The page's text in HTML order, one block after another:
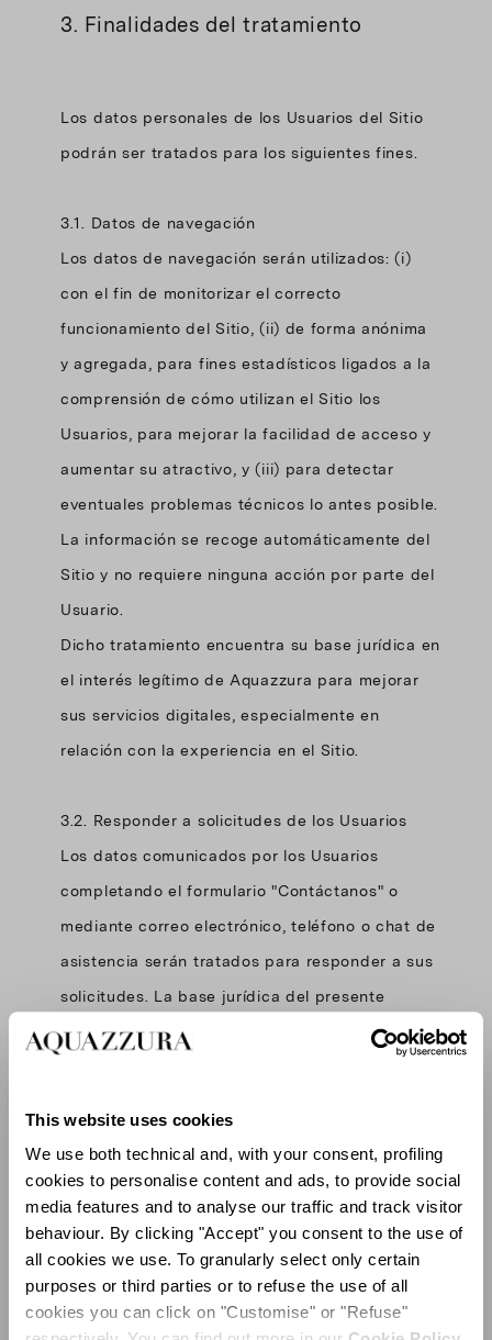
This website uses cookies
We use both technical and, with your consent, profiling
cookies to personalise content and ads, to provide social
media features and to analyse our traffic and track visitor
behaviour. By clicking "Accept" you consent to the use of
all cookies we use. To granularly select only certain
purposes or third parties or to refuse the use of all
cookies you can click on "Customise" or "Refuse"
3. Finalidades del tratamiento
Los datos personales de los Usuarios del Sitio
podrán ser tratados para los siguientes fines.
3.1. Datos de navegación
Los datos de navegación serán utilizados: (i)
con el fin de monitorizar el correcto
funcionamiento del Sitio, (ii) de forma anónima
y agregada, para fines estadísticos ligados a la
comprensión de cómo utilizan el Sitio los
Usuarios, para mejorar la facilidad de acceso y
aumentar su atractivo, y (iii) para detectar
eventuales problemas técnicos lo antes posible.
La información se recoge automáticamente del
Sitio y no requiere ninguna acción por parte del
Usuario.
Dicho tratamiento encuentra su base jurídica en
el interés legítimo de Aquazzura para mejorar
sus servicios digitales, especialmente en
relación con la experiencia en el Sitio.
3.2. Responder a solicitudes de los Usuarios
Los datos comunicados por los Usuarios
completando el formulario "Contáctanos" o
mediante correo electrónico, teléfono o chat de
asistencia serán tratados para responder a sus
solicitudes. La base jurídica del presente
tratamiento es la necesidad de ejecutar
comunicación de los datos es necesaria para
permitir que Aquazzura reciba y responda a las
solicitudes de los Usuarios: por lo tanto, en
caso de no comunicar los datos, no será posible
para Aquazzura dar seguimiento a las